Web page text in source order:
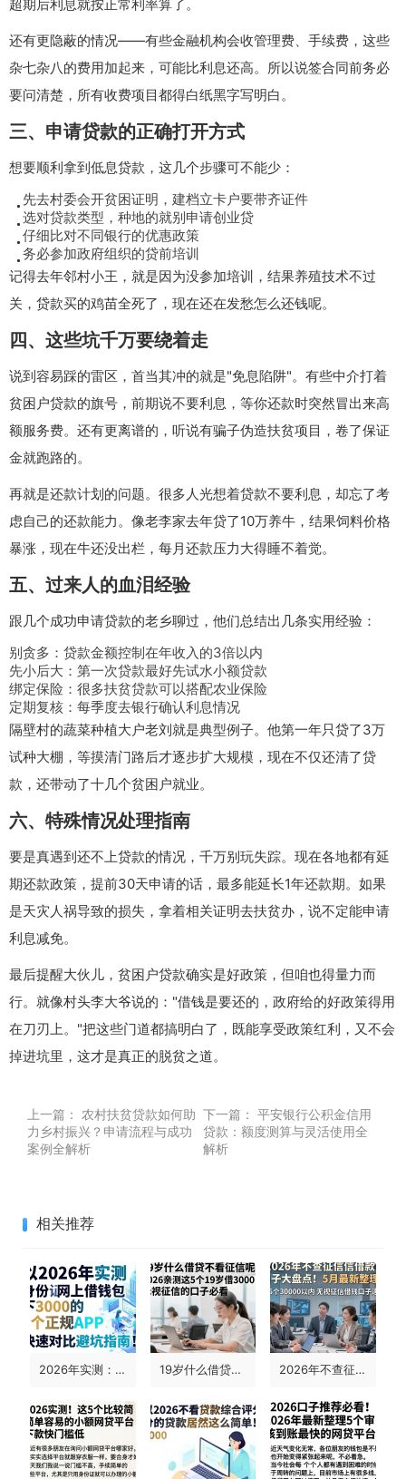
超期后利息就按正常利率算了。
还有更隐蔽的情况——有些金融机构会收管理费、手续费，这些
杂七杂八的费用加起来，可能比利息还高。所以说签合同前务必
要问清楚，所有收费项目都得白纸黑字写明白。
三、申请贷款的正确打开方式
想要顺利拿到低息贷款，这几个步骤可不能少：
先去村委会开贫困证明，建档立卡户要带齐证件
选对贷款类型，种地的就别申请创业贷
仔细比对不同银行的优惠政策
务必参加政府组织的贷前培训
记得去年邻村小王，就是因为没参加培训，结果养殖技术不过
关，贷款买的鸡苗全死了，现在还在发愁怎么还钱呢。
四、这些坑千万要绕着走
说到容易踩的雷区，首当其冲的就是"免息陷阱"。有些中介打着
贫困户贷款的旗号，前期说不要利息，等你还款时突然冒出来高
额服务费。还有更离谱的，听说有骗子伪造扶贫项目，卷了保证
金就跑路的。
再就是还款计划的问题。很多人光想着贷款不要利息，却忘了考
虑自己的还款能力。像老李家去年贷了10万养牛，结果饲料价格
暴涨，现在牛还没出栏，每月还款压力大得睡不着觉。
五、过来人的血泪经验
跟几个成功申请贷款的老乡聊过，他们总结出几条实用经验：
别贪多：贷款金额控制在年收入的3倍以内
先小后大：第一次贷款最好先试水小额贷款
绑定保险：很多扶贫贷款可以搭配农业保险
定期复核：每季度去银行确认利息情况
隔壁村的蔬菜种植大户老刘就是典型例子。他第一年只贷了3万
试种大棚，等摸清门路后才逐步扩大规模，现在不仅还清了贷
款，还带动了十几个贫困户就业。
六、特殊情况处理指南
要是真遇到还不上贷款的情况，千万别玩失踪。现在各地都有延
期还款政策，提前30天申请的话，最多能延长1年还款期。如果
是天灾人祸导致的损失，拿着相关证明去扶贫办，说不定能申请
利息减免。
最后提醒大伙儿，贫困户贷款确实是好政策，但咱也得量力而
行。就像村头李大爷说的："借钱是要还的，政府给的好政策得用
在刀刃上。"把这些门道都搞明白了，既能享受政策红利，又不会
掉进坑里，这才是真正的脱贫之道。
上一篇：
农村扶贫贷款如何助
力乡村振兴？申请流程与成功
案例全解析
下一篇： 平安银行公积金信用
贷款：额度测算与灵活使用全
解析
相关推荐
2026年实测：身份证网上借钱包下3000的5个正规APP，快速对比避坑指南！ 19岁什么借贷不看征信呢？2026亲测这5个19岁借3000无视征信的口子必看 2026年不查征信借款口子大盘点！5月最新整理，这5个30000以内无视征信借钱口子速看